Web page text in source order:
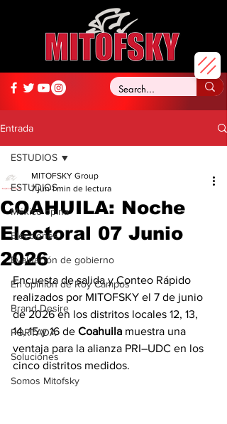
Entrada
ESTUDIOS
México opina
Elecciones
Evaluación de gobierno
En opinión de Roy Campos
Brand Desire
PORTADA
Soluciones
Somos Mitofsky
ESTUDIOS
COAHUILA: Noche
Electoral 07 Junio
2026
MITOFSKY Group
7 jun 1 min de lectura
Encuesta de salida y Conteo Rápido
realizados por MITOFSKY el 7 de junio
de 2026 en los distritos locales 12, 13,
14, 15 y 16 de Coahuila muestra una
ventaja para la alianza PRI–UDC en los
cinco distritos medidos.